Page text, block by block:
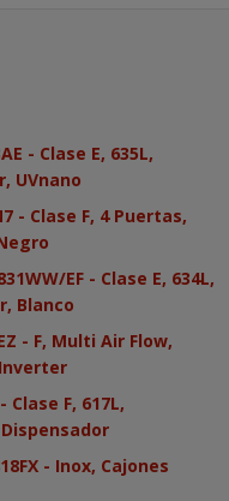
- Clase E, 635L,
UVnano
- Clase F, 4 Puertas,
EF - Clase E, 634L,
Blanco
- F, Multi Air Flow,
Clase F, 617L,
- Inox, Cajones